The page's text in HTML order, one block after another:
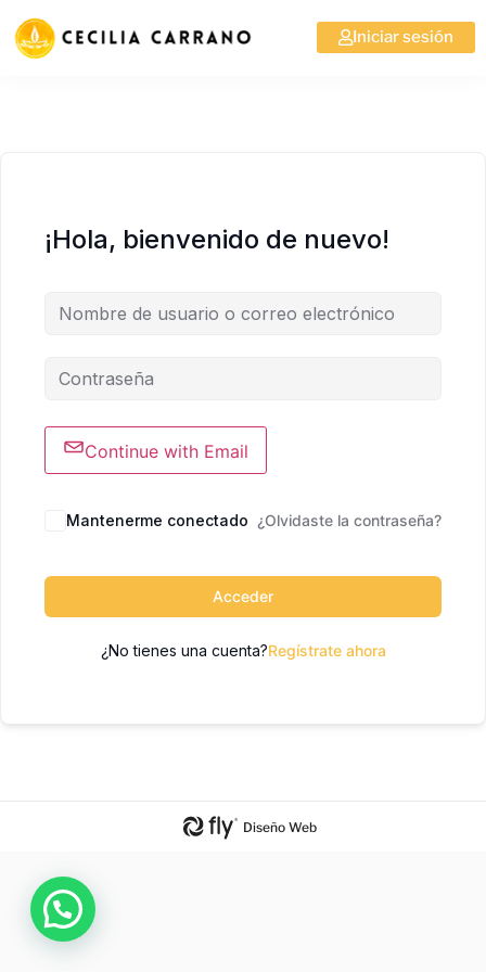
Iniciar sesión
¡Hola, bienvenido de nuevo!
Continue with Email
Mantenerme conectado ¿Olvidaste la contraseña?
Acceder
¿No tienes una cuenta?Regístrate ahora
Diseño Web